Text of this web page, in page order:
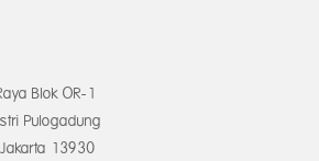
Blok OR-1
Pulogadung
13930